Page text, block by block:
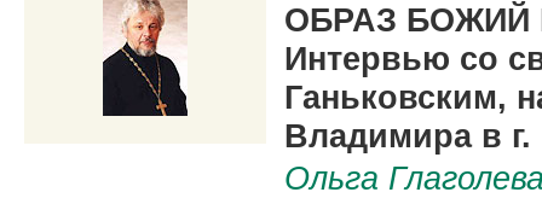
ОБРАЗ БОЖИЙ
Интервью со
Ганьковским,
Владимира в г.
Ольга